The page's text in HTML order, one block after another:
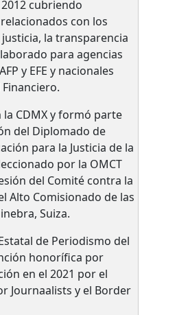
cubriendo
con los
la transparencia
para agencias
y EFE y nacionales
CDMX y formó parte
del Diplomado de
para la Justicia de la
por la OMCT
del Comité contra la
Alto Comisionado de las
Suiza.
de Periodismo del
honorífica por
en el 2021 por el
Journaalists y el Border